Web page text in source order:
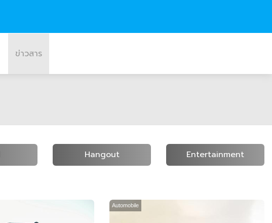
ข่าวสาร
Hangout Entertainment
Automobile